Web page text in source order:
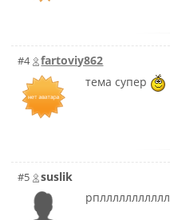
#4
fartoviy862
тема супер
#5
suslik
рпллллллллллл